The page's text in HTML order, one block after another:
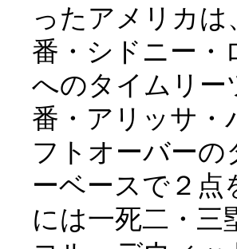
ったアメリカ
番・シドニー・
へのタイムリー
番・アリッサ・
フトオーバー
ーベースで２点
には一死二・三